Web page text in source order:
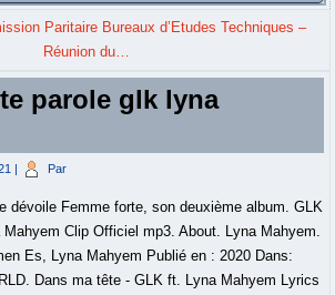
Paritaire Bureaux d’Etudes Techniques –
Réunion du…
parole glk lyna
Par
dévoile Femme forte, son deuxième album. GLK
Clip Officiel mp3. About. Lyna Mahyem.
Es, Lyna Mahyem Publié en : 2020 Dans:
Dans ma tête - GLK ft. Lyna Mahyem Lyrics